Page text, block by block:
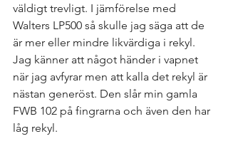
väldigt trevligt. I jämförelse med
Walters LP500 så skulle jag säga att de
är mer eller mindre likvärdiga i rekyl.
Jag känner att något händer i vapnet
när jag avfyrar men att kalla det rekyl är
nästan generöst. Den slår min gamla
FWB 102 på fingrarna och även den har
låg rekyl.